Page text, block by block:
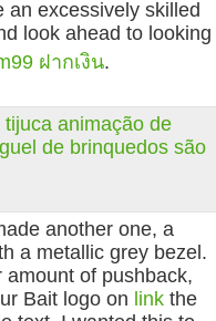
an excessively skilled
look ahead to looking
ฝากเงิน.
tijuca animação de
de brinquedos são
another one, a
a metallic grey bezel.
amount of pushback,
Bait logo on link the